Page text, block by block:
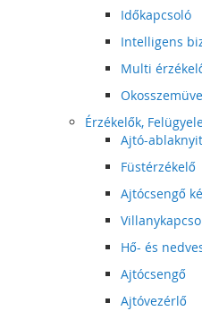
Időkapcsoló
Intelligens
Multi
Érzékelők,
Ajtó-
Füstérzékelő
Ajtócsengő
Hő- és
Ajtócsengő
Ajtóvezérlő